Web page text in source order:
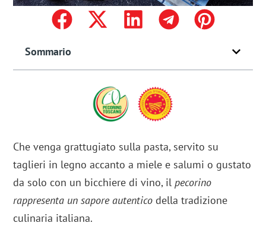
Sommario
Che venga grattugiato sulla pasta, servito su
taglieri in legno accanto a miele e salumi o gustato
da solo con un bicchiere di vino, ilpecorino
rappresenta un sapore autentico della tradizione
culinaria italiana.